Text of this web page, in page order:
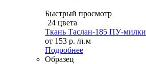
Быстрый просмотр
24 цвета
Ткань Таслан-185 ПУ-милки
от 153 р. /п.м
Подробнее
Образец